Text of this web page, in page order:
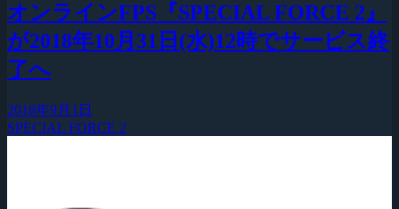
オンラインFPS『SPECIAL FORCE 2』
が2018年10月31日(水)12時でサービス終
了へ
2018年9月1日
SPECIAL FORCE 2